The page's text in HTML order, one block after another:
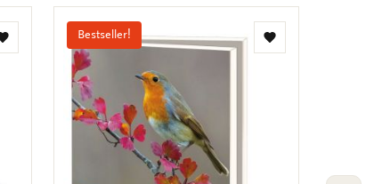
Toevoegen
Bestseller!
Toevoegen